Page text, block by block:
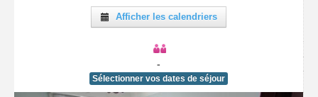
Afficher les calendriers
-
Sélectionner vos dates de séjour